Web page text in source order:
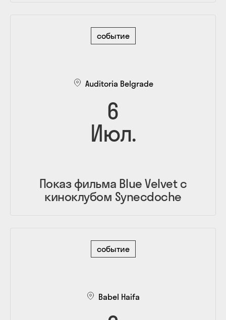
событие
Auditoria Belgrade
6
Июл.
Показ фильма Blue Velvet с
киноклубом Synecdoche
событие
Babel Haifa